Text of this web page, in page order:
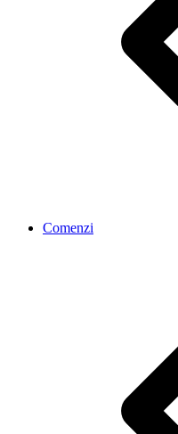
Comenzi